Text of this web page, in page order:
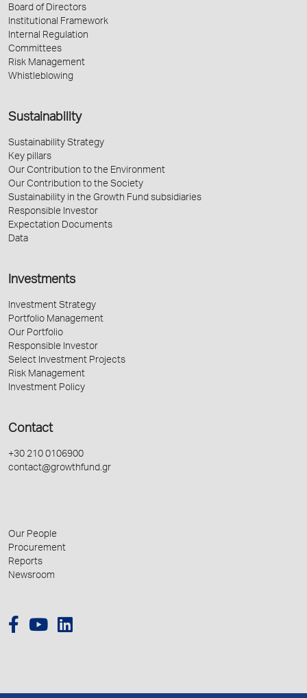
Board of Directors
Institutional Framework
Internal Regulation
Committees
Risk Management
Whistleblowing
Sustainability
Sustainability Strategy
Key pillars
Our Contribution to the Environment
Our Contribution to the Society
Sustainability in the Growth Fund subsidiaries
Responsible Investor
Expectation Documents
Data
Investments
Investment Strategy
Portfolio Management
Our Portfolio
Responsible Investor
Select Investment Projects
Risk Management
Investment Policy
Contact
+30 210 0106900
contact@growthfund.gr
Our People
Procurement
Reports
Newsroom